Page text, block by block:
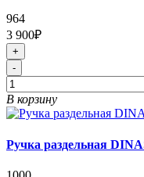
964
3 900₽
+
-
В корзину
Ручка раздельная